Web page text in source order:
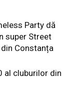
Party dă
super Street
Constanța
al cluburilor din